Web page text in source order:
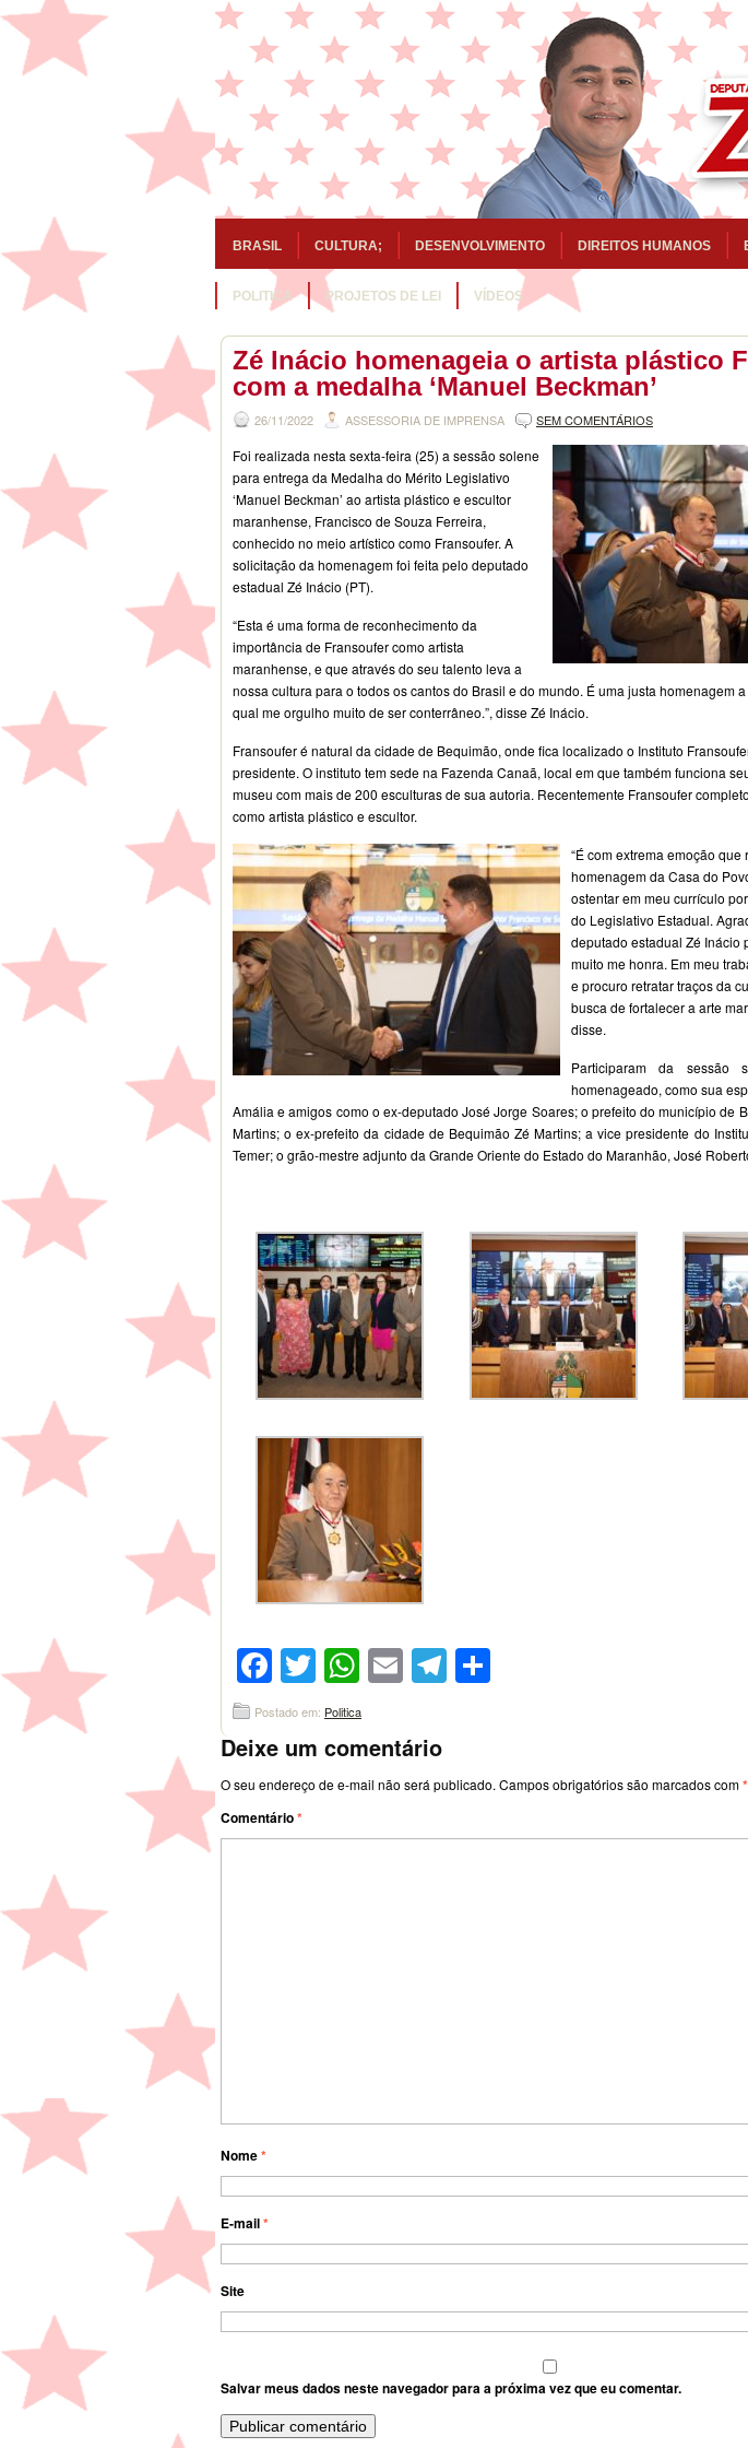
BRASIL CULTURA; DESENVOLVIMENTO DIREITOS HUMANOS
POLITICA PROJETOS DE LEI VÍDEOS
Zé Inácio homenageia o artista plástico
com a medalha ‘Manuel Beckman’
26/11/2022 ASSESSORIA DE IMPRENSA SEM COMENTÁRIOS
Foi realizada nesta sexta-feira (25) a sessão solene
para entrega da Medalha do Mérito Legislativo
‘Manuel Beckman’ ao artista plástico e escultor
maranhense, Francisco de Souza Ferreira,
conhecido no meio artístico como Fransoufer. A
solicitação da homenagem foi feita pelo deputado
estadual Zé Inácio (PT).
“Esta é uma forma de reconhecimento da
importância de Fransoufer como artista
maranhense, e que através do seu talento leva a
nossa cultura para o todos os cantos do Brasil e do mundo. É uma justa homenagem
qual me orgulho muito de ser conterrâneo.”, disse Zé Inácio.
Fransoufer é natural da cidade de Bequimão, onde fica localizado o Instituto
presidente. O instituto tem sede na Fazenda Canaã, local em que também funciona
museu com mais de 200 esculturas de sua autoria. Recentemente Fransoufer
como artista plástico e escultor.
“É com extrema emoção que
homenagem da Casa do
ostentar em meu currículo
do Legislativo Estadual.
deputado estadual Zé Inácio
muito me honra. Em meu
e procuro retratar traços da
busca de fortalecer a arte
disse.
Participaram da sessão
homenageado, como sua
Amália e amigos como o ex-deputado José Jorge Soares; o prefeito do município de
Martins; o ex-prefeito da cidade de Bequimão Zé Martins; a vice presidente do
Temer; o grão-mestre adjunto da Grande Oriente do Estado do Maranhão, José
Facebook
Twitter
WhatsApp
EmailTelegram
Postado em: Politica
Deixe um comentário
O seu endereço de e-mail não será publicado. Campos obrigatórios são marcados com*
Comentário*
Nome*
E-mail*
Site
Salvar meus dados neste navegador para a próxima vez que eu comentar.